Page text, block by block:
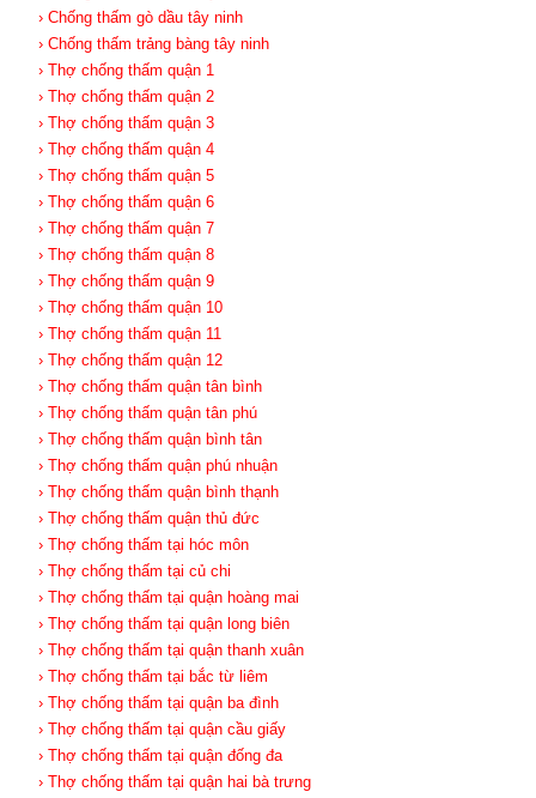
› Chống thấm gò dầu tây ninh
› Chống thấm trảng bàng tây ninh
› Thợ chống thấm quận 1
› Thợ chống thấm quận 2
› Thợ chống thấm quận 3
› Thợ chống thấm quận 4
› Thợ chống thấm quận 5
› Thợ chống thấm quận 6
› Thợ chống thấm quận 7
› Thợ chống thấm quận 8
› Thợ chống thấm quận 9
› Thợ chống thấm quận 10
› Thợ chống thấm quận 11
› Thợ chống thấm quận 12
› Thợ chống thấm quận tân bình
› Thợ chống thấm quận tân phú
› Thợ chống thấm quận bình tân
› Thợ chống thấm quận phú nhuận
› Thợ chống thấm quận bình thạnh
› Thợ chống thấm quận thủ đức
› Thợ chống thấm tại hóc môn
› Thợ chống thấm tại củ chi
› Thợ chống thấm tại quận hoàng mai
› Thợ chống thấm tại quận long biên
› Thợ chống thấm tại quận thanh xuân
› Thợ chống thấm tại bắc từ liêm
› Thợ chống thấm tại quận ba đình
› Thợ chống thấm tại quận cầu giấy
› Thợ chống thấm tại quận đống đa
› Thợ chống thấm tại quận hai bà trưng